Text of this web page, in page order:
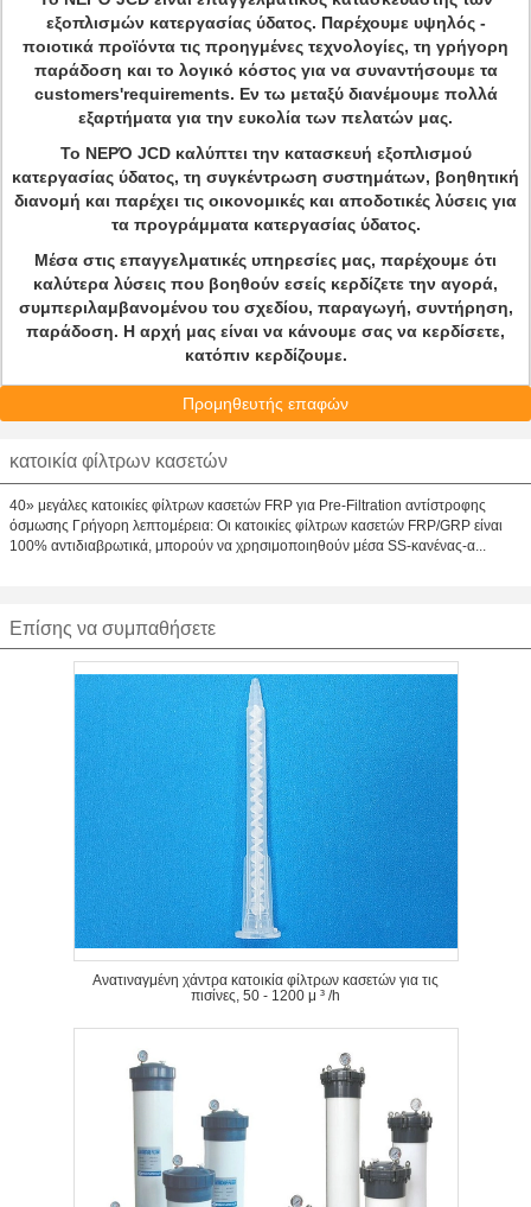
εξοπλισμών κατεργασίας ύδατος. Παρέχουμε υψηλός -
ποιοτικά προϊόντα τις προηγμένες τεχνολογίες, τη γρήγορη
παράδοση και το λογικό κόστος για να συναντήσουμε τα
customers'requirements. Εν τω μεταξύ διανέμουμε πολλά
εξαρτήματα για την ευκολία των πελατών μας.
Το ΝΕΡΌ JCD καλύπτει την κατασκευή εξοπλισμού
κατεργασίας ύδατος, τη συγκέντρωση συστημάτων, βοηθητική
διανομή και παρέχει τις οικονομικές και αποδοτικές λύσεις για
τα προγράμματα κατεργασίας ύδατος.
Μέσα στις επαγγελματικές υπηρεσίες μας, παρέχουμε ότι
καλύτερα λύσεις που βοηθούν εσείς κερδίζετε την αγορά,
συμπεριλαμβανομένου του σχεδίου, παραγωγή, συντήρηση,
παράδοση. Η αρχή μας είναι να κάνουμε σας να κερδίσετε,
κατόπιν κερδίζουμε.
Προμηθευτής επαφών
κατοικία φίλτρων κασετών
40» μεγάλες κατοικίες φίλτρων κασετών FRP για Pre-Filtration αντίστροφης
όσμωσης Γρήγορη λεπτομέρεια: Οι κατοικίες φίλτρων κασετών FRP/GRP είναι
100% αντιδιαβρωτικά, μπορούν να χρησιμοποιηθούν μέσα SS-κανένας-α...
Επίσης να συμπαθήσετε
Ανατιναγμένη χάντρα κατοικία φίλτρων κασετών για τις
πισίνες, 50 - 1200 μ ³ /h